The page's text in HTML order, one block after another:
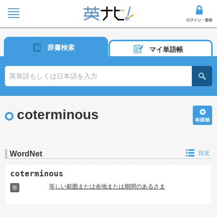
辞書検索 マイ単語帳
coterminous
WordNet 目次
coterminous
形 等しい範囲または余地または期間のあるさま